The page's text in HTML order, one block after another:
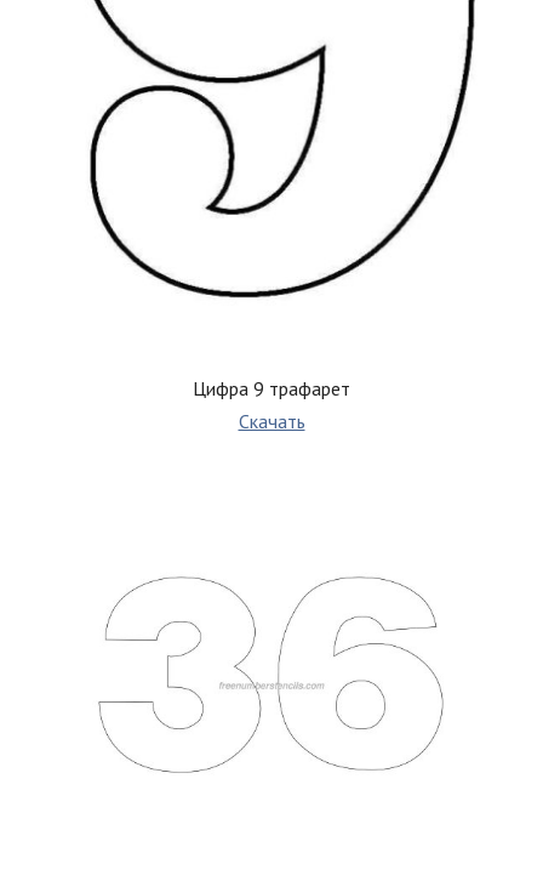
Цифра 9 трафарет
Скачать